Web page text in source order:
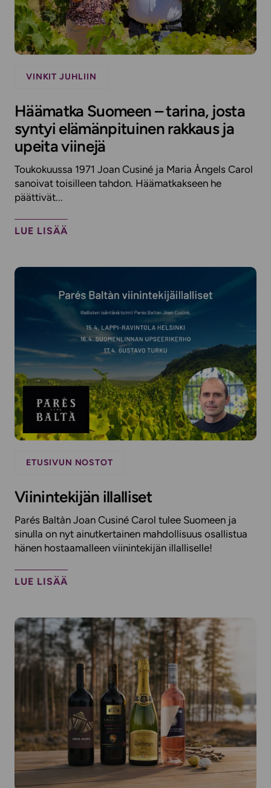
VINKIT JUHLIIN
Häämatka Suomeen – tarina, josta
syntyi elämänpituinen rakkaus ja
upeita viinejä
Toukokuussa 1971 Joan Cusiné ja Maria Àngels Carol
sanoivat toisilleen tahdon. Häämatkakseen he
päättivät...
LUE LISÄÄ
ETUSIVUN NOSTOT
Viinintekijän illalliset
Parés Baltàn Joan Cusiné Carol tulee Suomeen ja
sinulla on nyt ainutkertainen mahdollisuus osallistua
hänen hostaamalleen viinintekijän illalliselle!​
LUE LISÄÄ